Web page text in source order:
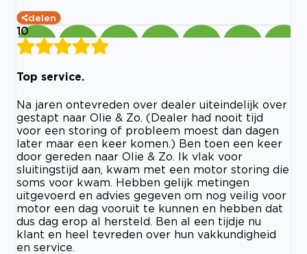
delen
10
Top service.
Na jaren ontevreden over dealer uiteindelijk over
gestapt naar Olie & Zo. (Dealer had nooit tijd
voor een storing of probleem moest dan dagen
later maar een keer komen.) Ben toen een keer
door gereden naar Olie & Zo. Ik vlak voor
sluitingstijd aan, kwam met een motor storing die
soms voor kwam. Hebben gelijk metingen
uitgevoerd en advies gegeven om nog veilig voor
motor een dag vooruit te kunnen en hebben dat
dus dag erop al hersteld. Ben al een tijdje nu
klant en heel tevreden over hun vakkundigheid
en service.